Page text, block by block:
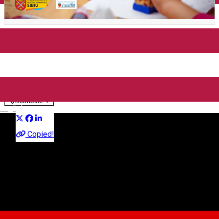
English
bunicii” cu Diana-Ribana în
Orașul Artiștilor
Distribuie
Copied!
Atelier